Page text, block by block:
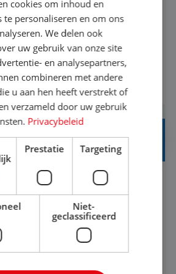
in de reisbranche of
ben je klaar voor de
je stoel reis je de hele
je moeiteloos in op de
je klant en wat er in de
Met je enthousiasme weet je
om die droomreis te
ALLROUND
Holland, Nederland
MBO
is het leukste dat er is. Of
is, of voor een ander: jij vindt
cookies om inhoud en
te personaliseren en om ons
We delen ook
uw gebruik van onze site
en analysepartners,
combineren met andere
u aan hen heeft verstrekt of
verzameld door uw gebruik
Privacybeleid
Prestatie Targeting
Niet-
geclassificeerd